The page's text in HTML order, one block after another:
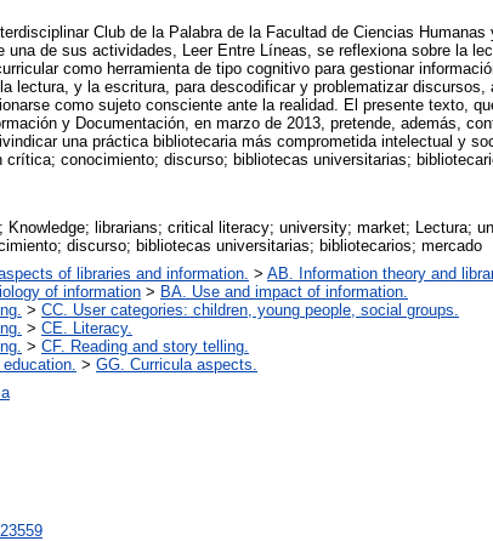
Club de la Palabra de la Facultad de Ciencias
una de sus actividades, Leer Entre Líneas, se reflexiona sobre la
como herramienta de tipo cognitivo para gestionar
lectura, y la escritura, para descodificar y problematizar discursos,
como sujeto consciente ante la realidad. El presente texto,
y Documentación, en marzo de 2013, pretende, además,
una práctica bibliotecaria más comprometida intelectual y
conocimiento; discurso; bibliotecas universitarias;
Knowledge; librarians; critical literacy; university; market; Lectura;
discurso; bibliotecas universitarias; bibliotecarios; mercado
of libraries and information. > AB. Information theory and
of information > BA. Use and impact of information.
> CC. User categories: children, young people, social groups.
> CE. Literacy.
> CF. Reading and story telling.
> GG. Curricula aspects.